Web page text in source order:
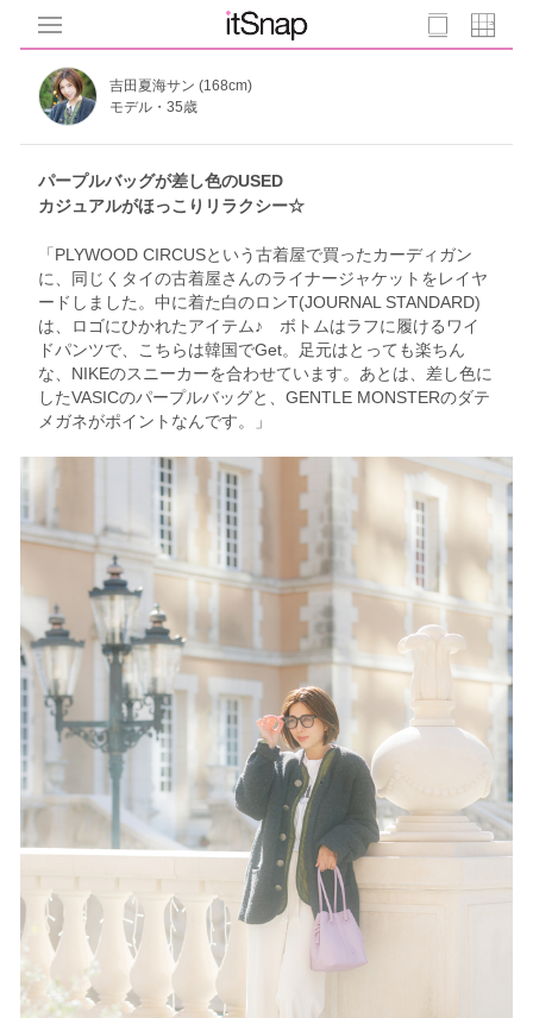
吉田夏海サン (168cm)
モデル・35歳
パープルバッグが差し色のUSED
カジュアルがほっこりリラクシー☆
「PLYWOOD CIRCUSという古着屋で買ったカーディガン
に、同じくタイの古着屋さんのライナージャケットをレイヤ
ードしました。中に着た白のロンT(JOURNAL STANDARD)
は、ロゴにひかれたアイテム♪ ボトムはラフに履けるワイ
ドパンツで、こちらは韓国でGet。足元はとっても楽ちん
な、NIKEのスニーカーを合わせています。あとは、差し色に
したVASICのパープルバッグと、GENTLE MONSTERのダテ
メガネがポイントなんです。」